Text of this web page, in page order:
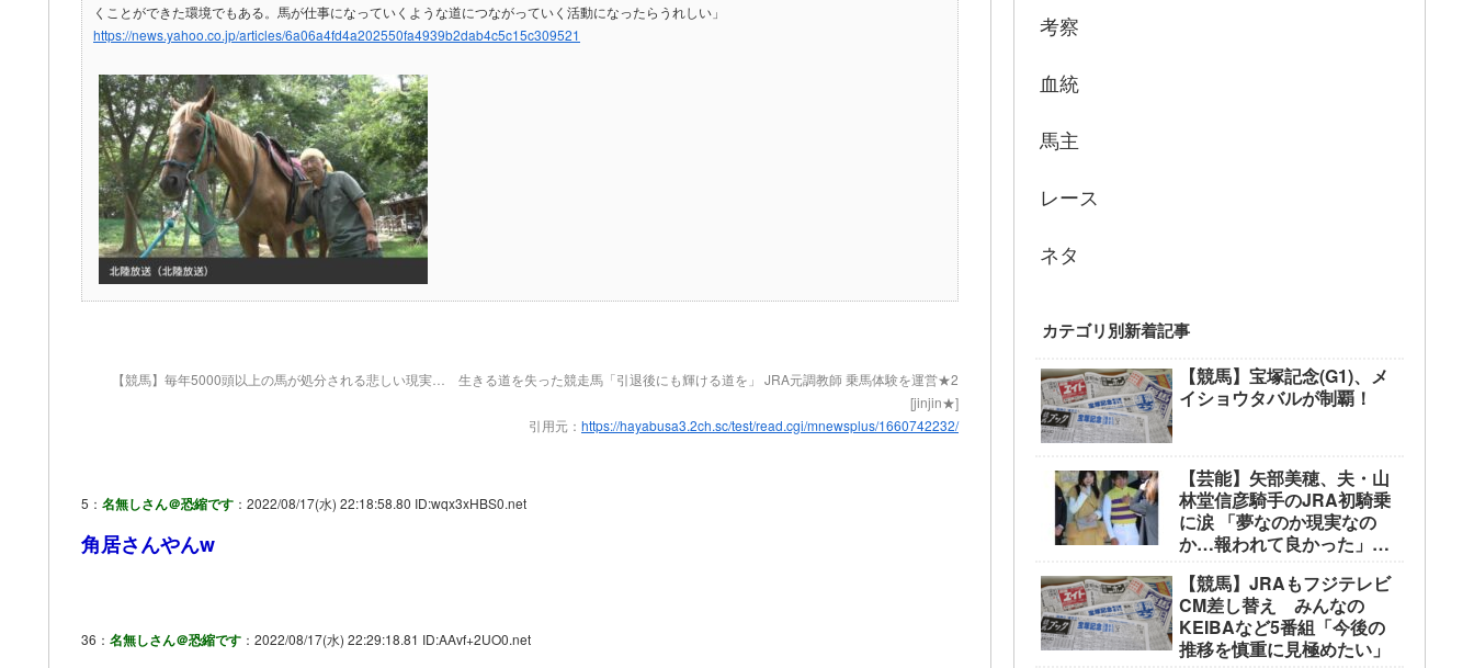
くことができた環境でもある。馬が仕事になっていくような道につながっていく活動になったらうれしい」
https://news.yahoo.co.jp/articles/6a06a4fd4a202550fa4939b2dab4c5c15c309521
【競馬】毎年5000頭以上の馬が処分される悲しい現実… 生きる道を失った競走馬「引退後にも輝ける道を」 JRA元調教師 乗馬体験を運営★2
[jinjin★]
引用元： https://hayabusa3.2ch.sc/test/read.cgi/mnewsplus/1660742232/
5： 名無しさん＠恐縮です ：2022/08/17(水) 22:18:58.80 ID:wqx3xHBS0.net
角居さんやんw
36： 名無しさん＠恐縮です ：2022/08/17(水) 22:29:18.81 ID:AAvf+2UO0.net
考察
血統
馬主
レース
ネタ
カテゴリ別新着記事
【競馬】宝塚記念(G1)、メ
イショウタバルが制覇！
【芸能】矢部美穂、夫・山
林堂信彦騎手のJRA初騎乗
に涙 「夢なのか現実なの
か…報われて良かった」
【競馬】JRAもフジテレビ
CM差し替え みんなの
KEIBAなど5番組「今後の
推移を慎重に見極めたい」